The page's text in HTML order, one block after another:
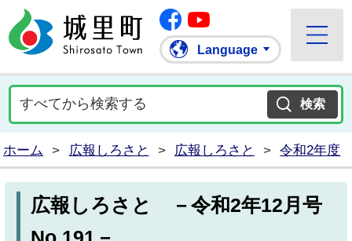
城里町ホームページ
Facebook
Language
ホーム > 広報しろさと > 広報しろさと > 令和2年度
広報しろさと －令和2年12月号